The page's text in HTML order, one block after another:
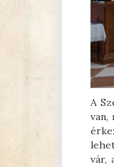
A
van,
vár,